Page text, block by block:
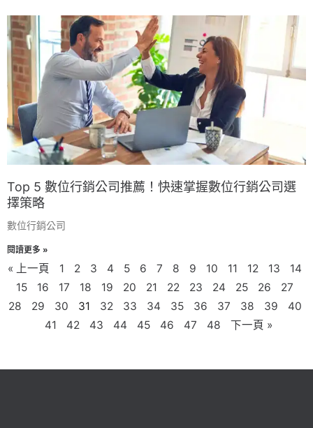
Top 5 數位行銷公司推薦！快速掌握數位行銷公司選
擇策略
數位行銷公司
閱讀更多 »
« 上一頁 1 2 3 4 5 6 7 8 9 10 11 12 13 14
15 16 17 18 19 20 21 22 23 24 25 26 27
28 29 30 31 32 33 34 35 36 37 38 39 40
41 42 43 44 45 46 47 48 下一頁 »